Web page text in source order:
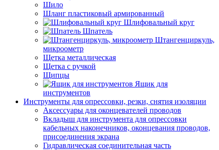
Шило
Шланг пластиковый армированный
Шлифовальный круг
Шпатель
Штангенциркуль,
микроометр
Щетка металлическая
Щетка с ручкой
Щипцы
Ящик для
инструментов
Инструменты для опрессовки, резки, снятия изоляции
Аксессуары для оконцевателей проводов
Вкладыш для инструмента для опрессовки
кабельных наконечников, оконцевания проводов,
присоединения экрана
Гидравлическая соединительная часть